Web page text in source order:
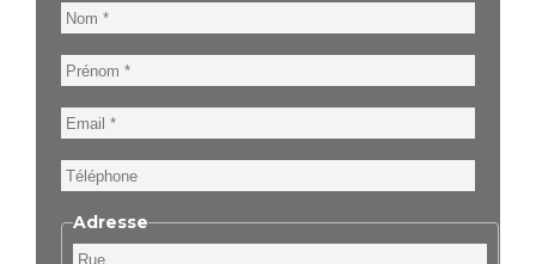
Nom
Prénom
Email
Téléphone
Adresse
Rue